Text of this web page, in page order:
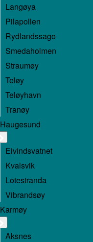
Langøya
Pilapollen
Rydlandssago
Smedaholmen
Straumøy
Teløy
Teløyhavn
Tranøy
Haugesund
Eivindsvatnet
Kvalsvik
Lotestranda
Vibrandsøy
Karmøy
Aksnes